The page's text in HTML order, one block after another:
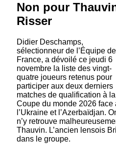
Non pour
Risser
Didier Deschamps,
sélectionneur de l’Équipe de
France, a dévoilé ce jeudi 6
novembre la liste des vingt-
quatre joueurs retenus pour
participer aux deux derniers
matches de qualification à la
Coupe du monde 2026 face
l’Ukraine et l’Azerbaïdjan.
n’y retrouve
Thauvin. L’ancien lensois
dans le groupe.